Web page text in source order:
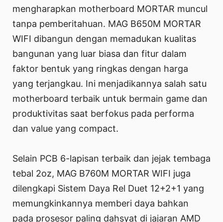
mengharapkan motherboard MORTAR muncul
tanpa pemberitahuan. MAG B650M MORTAR
WIFI dibangun dengan memadukan kualitas
bangunan yang luar biasa dan fitur dalam
faktor bentuk yang ringkas dengan harga
yang terjangkau. Ini menjadikannya salah satu
motherboard terbaik untuk bermain game dan
produktivitas saat berfokus pada performa
dan value yang compact.
Selain PCB 6-lapisan terbaik dan jejak tembaga
tebal 2oz, MAG B760M MORTAR WIFI juga
dilengkapi Sistem Daya Rel Duet 12+2+1 yang
memungkinkannya memberi daya bahkan
pada prosesor paling dahsyat di jajaran AMD